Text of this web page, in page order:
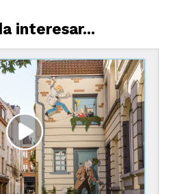
como punto de partida
por algunos poblados de
de un cuento.
interesantes que hay
interesar...